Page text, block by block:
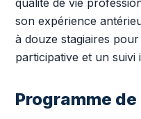
qualité de vie
son expérience
à douze stagiaires
participative et un suivi
Programme